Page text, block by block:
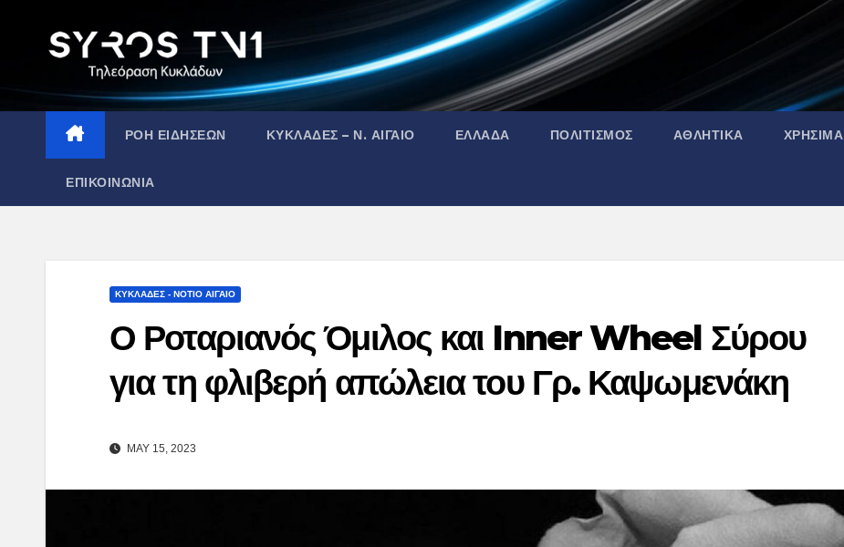
ΡΟΗ ΕΙΔΗΣΕΩΝ ΚΥΚΛΑΔΕΣ – Ν. ΑΙΓΑΙΟ ΕΛΛΑΔΑ ΠΟΛΙΤΙΣΜΟΣ ΑΘΛΗΤΙΚΑ ΧΡΗΣΙΜΑ
ΕΠΙΚΟΙΝΩΝΙΑ
ΚΥΚΛΑΔΕΣ - ΝΟΤΙΟ ΑΙΓΑΙΟ
Ο Ροταριανός Όμιλος και Inner Wheel Σύρου
για τη φλιβερή απώλεια του Γρ. Καψωμενάκη
MAY 15, 2023